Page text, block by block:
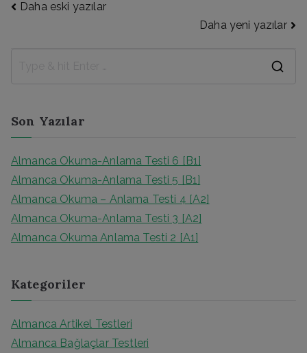
Yazı
Daha eski yazılar
Daha yeni yazılar
Son Yazılar
Almanca Okuma-Anlama Testi 6 [B1]
Almanca Okuma-Anlama Testi 5 [B1]
Almanca Okuma – Anlama Testi 4 [A2]
Almanca Okuma-Anlama Testi 3 [A2]
Almanca Okuma Anlama Testi 2 [A1]
Kategoriler
Almanca Artikel Testleri
Almanca Bağlaçlar Testleri